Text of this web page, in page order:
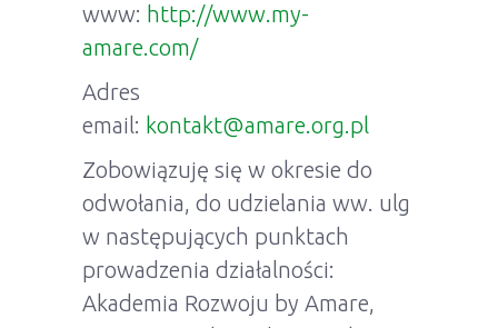
www: http://www.my-
amare.com/
Adres
email: kontakt@amare.org.pl
Zobowiązuję się w okresie do
odwołania, do udzielania ww. ulg
w następujących punktach
prowadzenia działalności:
Akademia Rozwoju by Amare,